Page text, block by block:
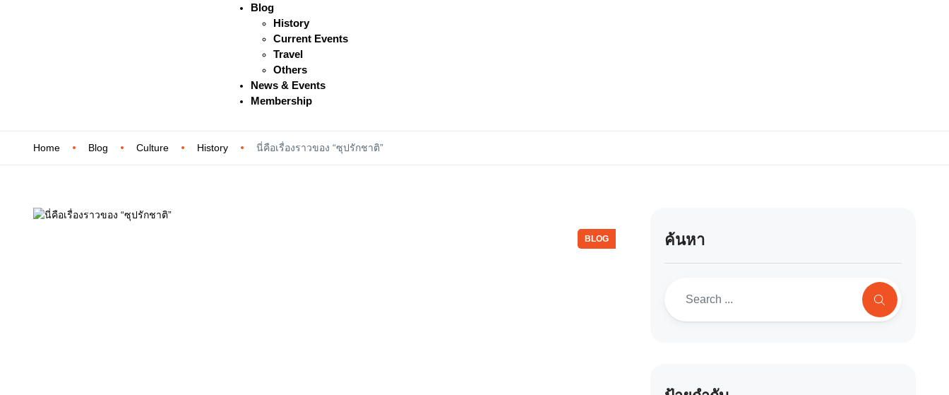
Blog
History
Current Events
Travel
Others
News & Events
Membership
Home Blog Culture History นี่คือเรื่องราวของ “ซุปรักชาติ”
BLOG ค้นหา